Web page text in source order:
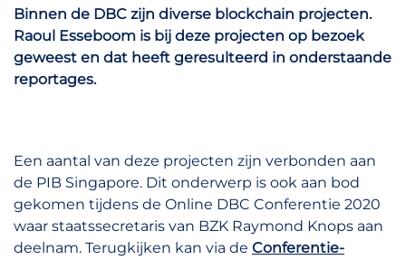
Binnen de DBC zijn diverse blockchain projecten.
Raoul Esseboom is bij deze projecten op bezoek
geweest en dat heeft geresulteerd in onderstaande
reportages.
Een aantal van deze projecten zijn verbonden aan
de PIB Singapore. Dit onderwerp is ook aan bod
gekomen tijdens de Online DBC Conferentie 2020
waar staatssecretaris van BZK Raymond Knops aan
deelnam. Terugkijken kan via de Conferentie-